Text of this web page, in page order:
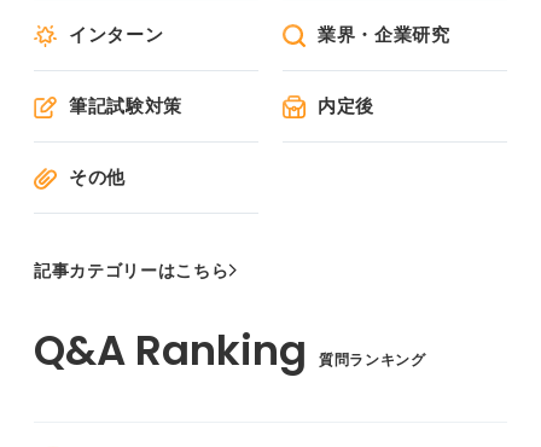
インターン 業界・企業研究
筆記試験対策 内定後
その他
記事カテゴリーはこちら
質問ランキング